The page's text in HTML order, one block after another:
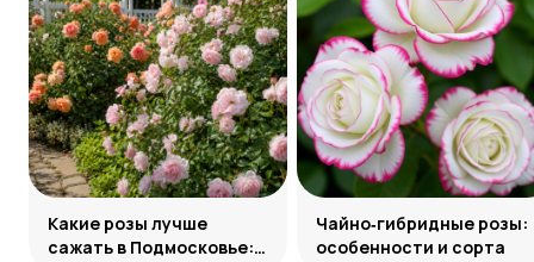
Какие розы лучше
сажать в Подмосковье:
Чайно‑гибридные розы:
особенности и сорта